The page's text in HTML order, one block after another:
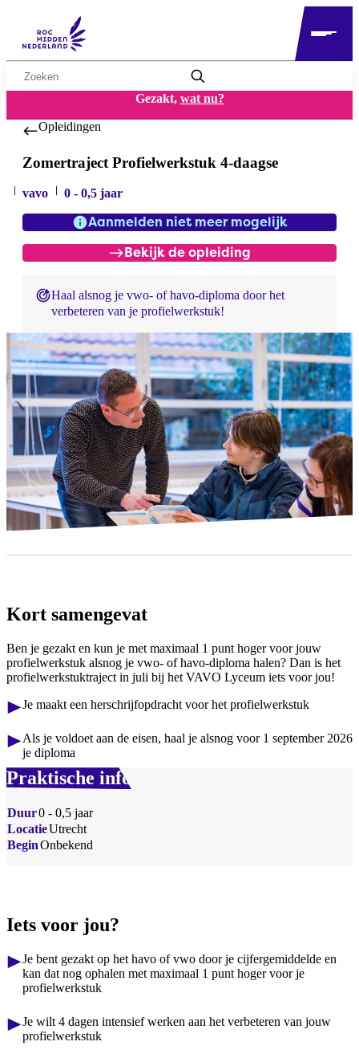
Zoekwoord
Gezakt, wat nu?
Opleidingen
Zomertraject Profielwerkstuk 4-daagse
vavo 0 - 0,5 jaar
Aanmelden niet meer mogelijk
Bekijk de opleiding
Haal alsnog je vwo- of havo-diploma door het
verbeteren van je profielwerkstuk!
Kort samengevat
Ben je gezakt en kun je met maximaal 1 punt hoger voor jouw
profielwerkstuk alsnog je vwo- of havo-diploma halen? Dan is het
profielwerkstuktraject in juli bij het VAVO Lyceum iets voor jou!
Je maakt een herschrijfopdracht voor het profielwerkstuk
Als je voldoet aan de eisen, haal je alsnog voor 1 september 2026
je diploma
Praktische info
Duur0 - 0,5 jaar
LocatieUtrecht
BeginOnbekend
Iets voor jou?
Je bent gezakt op het havo of vwo door je cijfergemiddelde en
kan dat nog ophalen met maximaal 1 punt hoger voor je
profielwerkstuk
Je wilt 4 dagen intensief werken aan het verbeteren van jouw
profielwerkstuk